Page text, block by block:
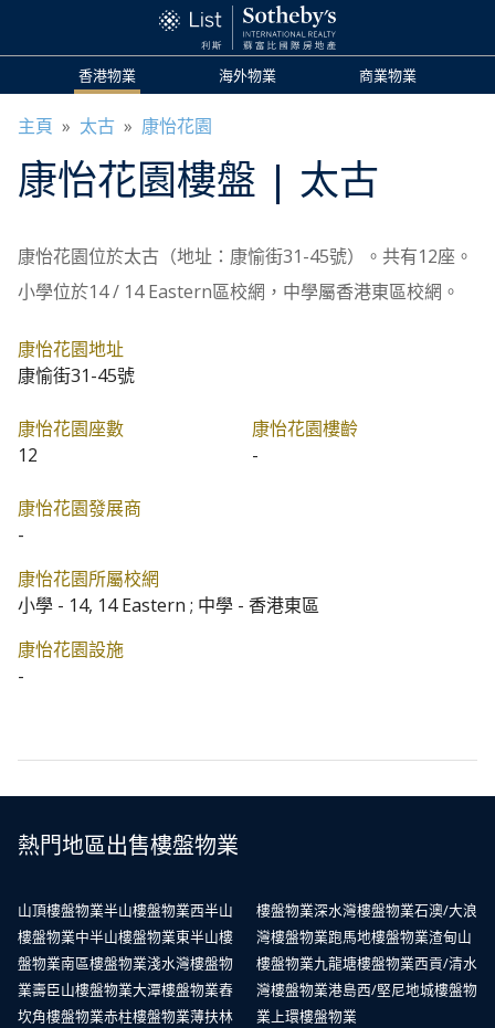
香港物業 海外物業 商業物業
主頁 » 太古 » 康怡花園
康怡花園樓盤 | 太古
康怡花園位於太古（地址：康愉街31-45號）。共有12座。
小學位於14 / 14 Eastern區校網，中學屬香港東區校網。
康怡花園地址
康愉街31-45號
康怡花園座數
12
康怡花園樓齡
-
康怡花園發展商
-
康怡花園所屬校網
小學 - 14, 14 Eastern ; 中學 - 香港東區
康怡花園設施
-
熱門地區出售樓盤物業
山頂樓盤物業半山樓盤物業西半山
樓盤物業中半山樓盤物業東半山樓
盤物業南區樓盤物業淺水灣樓盤物
業壽臣山樓盤物業大潭樓盤物業舂
坎角樓盤物業赤柱樓盤物業薄扶林
樓盤物業深水灣樓盤物業石澳/大浪
灣樓盤物業跑馬地樓盤物業渣甸山
樓盤物業九龍塘樓盤物業西貢/清水
灣樓盤物業港島西/堅尼地城樓盤物
業 上環樓盤物業